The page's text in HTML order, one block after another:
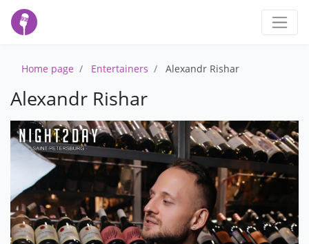
Home page Entertainers Alexandr Rishar
Alexandr Rishar